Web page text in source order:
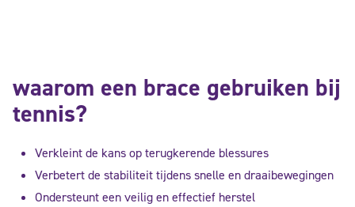
waarom een brace gebruiken bij
tennis?
Verkleint de kans op terugkerende blessures
Verbetert de stabiliteit tijdens snelle en draaibewegingen
Ondersteunt een veilig en effectief herstel